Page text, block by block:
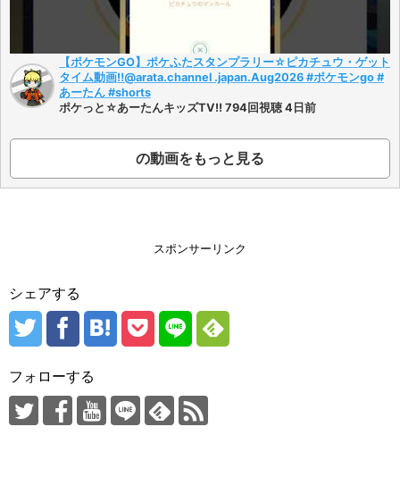
【ポケモンGO】ポケふたスタンプラリー☆ピカチュウ・ゲット
タイム動画‼️@arata.channel .japan.Aug2026 #ポケモンgo #
あーたん #shorts
ポケっと☆あーたんキッズTV!! 794回視聴 4日前
の動画をもっと見る
スポンサーリンク
シェアする
フォローする